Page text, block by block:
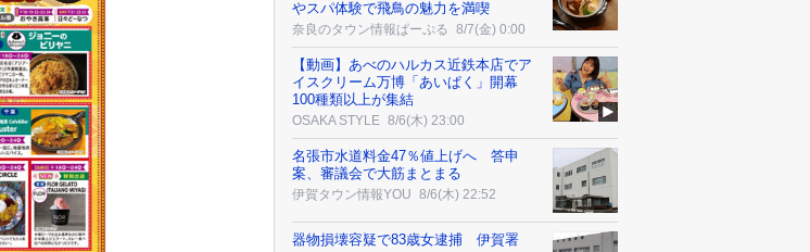
やスパ体験で飛鳥の魅力を満喫
奈良のタウン情報ぱーぷる 8/7(金) 0:00
【動画】あべのハルカス近鉄本店でア
イスクリーム万博「あいぱく」開幕
100種類以上が集結
OSAKA STYLE 8/6(木) 23:00
名張市水道料金47％値上げへ 答申
案、審議会で大筋まとまる
伊賀タウン情報YOU 8/6(木) 22:52
器物損壊容疑で83歳女逮捕 伊賀署